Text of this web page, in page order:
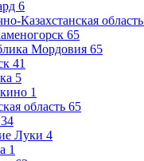
6
Казахстанская область
65
Мордовия 65
41
5
1
область 65
34
Луки 4
1